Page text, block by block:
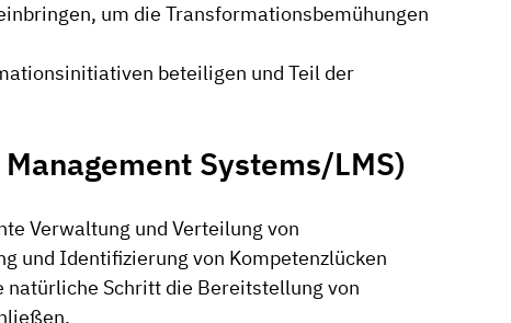
um die Transformationsbemühungen
beteiligen und Teil der
Systems/LMS)
Verwaltung und Verteilung von
und Identifizierung von Kompetenzlücken
natürliche Schritt die Bereitstellung von